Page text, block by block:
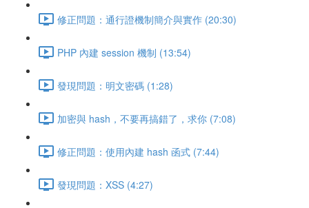
修正問題：通行證機制簡介與實作 (20:30)
PHP 內建 session 機制 (13:54)
發現問題：明文密碼 (1:28)
加密與 hash，不要再搞錯了，求你 (7:08)
修正問題：使用內建 hash 函式 (7:44)
發現問題：XSS (4:27)